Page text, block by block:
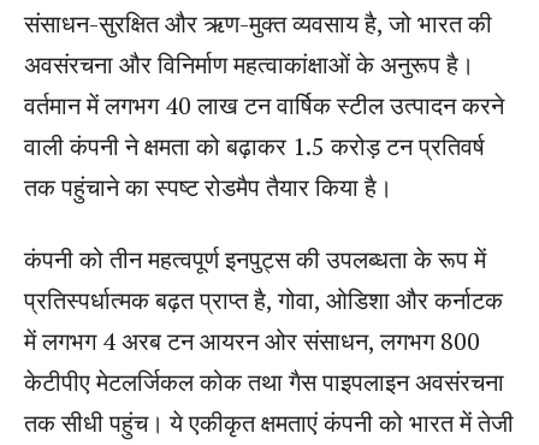
संसाधन-सुरक्षित और ऋण-मुक्त व्यवसाय है, जो भारत की
अवसंरचना और विनिर्माण महत्वाकांक्षाओं के अनुरूप है।
वर्तमान में लगभग 40 लाख टन वार्षिक स्टील उत्पादन करने
वाली कंपनी ने क्षमता को बढ़ाकर 1.5 करोड़ टन प्रतिवर्ष
तक पहुंचाने का स्पष्ट रोडमैप तैयार किया है।
कंपनी को तीन महत्वपूर्ण इनपुट्स की उपलब्धता के रूप में
प्रतिस्पर्धात्मक बढ़त प्राप्त है, गोवा, ओडिशा और कर्नाटक
में लगभग 4 अरब टन आयरन ओर संसाधन, लगभग 800
केटीपीए मेटलर्जिकल कोक तथा गैस पाइपलाइन अवसंरचना
तक सीधी पहुंच। ये एकीकृत क्षमताएं कंपनी को भारत में तेजी